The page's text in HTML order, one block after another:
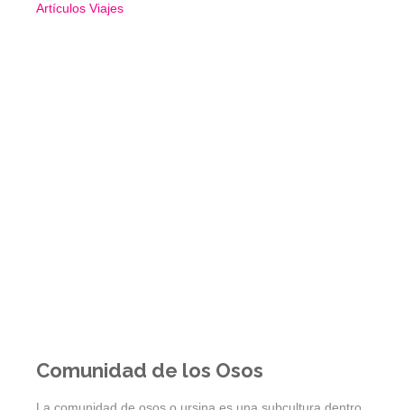
Artículos Viajes
Comunidad de los Osos